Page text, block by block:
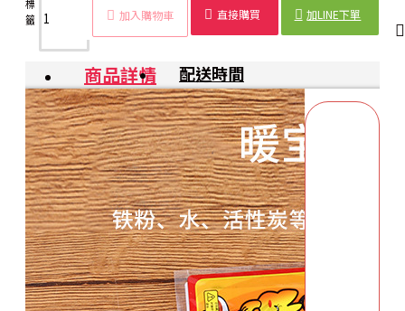
加入購物車 直接購買 加LINE下單
標
籤：
暖暖
包
暖暖
貼
發熱
貼
暖暖包
暖暖
包
身
貼
保暖
商品詳情 配送時間